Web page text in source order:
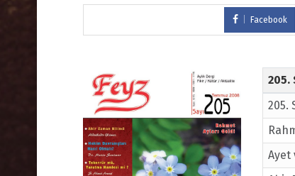
Facebook
205.
205.
Ayet